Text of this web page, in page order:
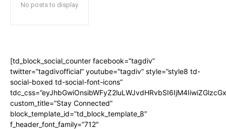
No posts to display
[td_block_social_counter facebook=”tagdiv”
twitter=”tagdivofficial” youtube=”tagdiv” style=”style8 td-
social-boxed td-social-font-icons”
custom_title=”Stay Connected”
block_template_id=”td_block_template_8″
f_header_font_family=”712″